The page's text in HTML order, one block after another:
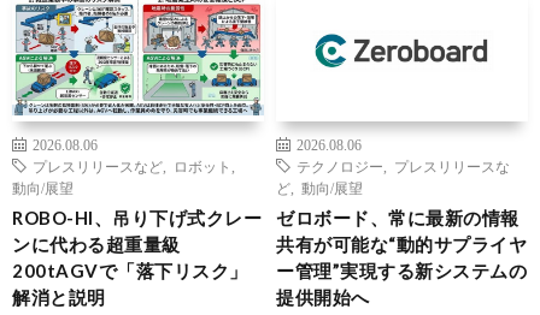
2026.08.06
プレスリリースなど
ロボット
動向/展望
ROBO-HI、吊り下げ式クレー
ンに代わる超重量級
200tAGVで「落下リスク」
解消と説明
2026.08.06
テクノロジー
プレスリリースな
ど
動向/展望
ゼロボード、常に最新の情報
共有が可能な“動的サプライヤ
ー管理”実現する新システムの
提供開始へ